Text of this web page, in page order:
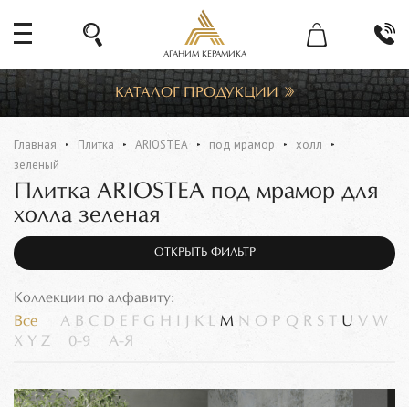
АГАНИМ КЕРАМИКА
КАТАЛОГ ПРОДУКЦИИ
Главная Плитка ARIOSTEA под мрамор
холл
зеленый
Плитка ARIOSTEA под мрамор для
холла зеленая
ОТКРЫТЬ ФИЛЬТР
Коллекции по алфавиту:
Все A B C D E F G H K L M N O P Q R S U V W
X Y Z 0-9 А-Я